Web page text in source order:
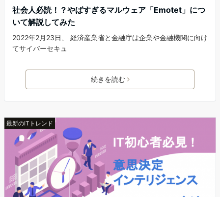
社会人必読！？やばすぎるマルウェア「Emotet」につ
いて解説してみた
2022年2月23日、 経済産業省と金融庁は企業や金融機関に向け
てサイバーセキュ
続きを読む
最新のITトレンド